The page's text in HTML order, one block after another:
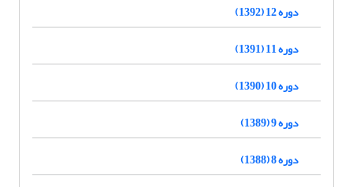
دوره 12 (1392)
دوره 11 (1391)
دوره 10 (1390)
دوره 9 (1389)
دوره 8 (1388)